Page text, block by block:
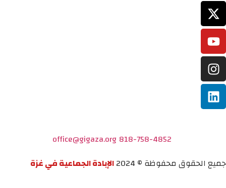
818-758-4852
office@gigaza.org
جميع الحقوق محفوظة © 2024
الإبادة الجماعية في غزة